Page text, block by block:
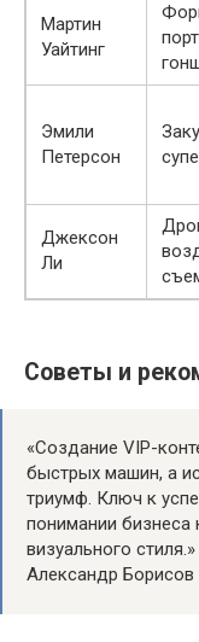
Мартин
Уайтинг
Эмили
Петерсон
Джексон
Ли
Советы и
«Создание VIP-
быстрых машин, а
триумф. Ключ к
понимании бизнеса
визуального
Александр Борисов